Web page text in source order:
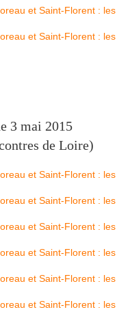
3 mai 2015
de Loire)